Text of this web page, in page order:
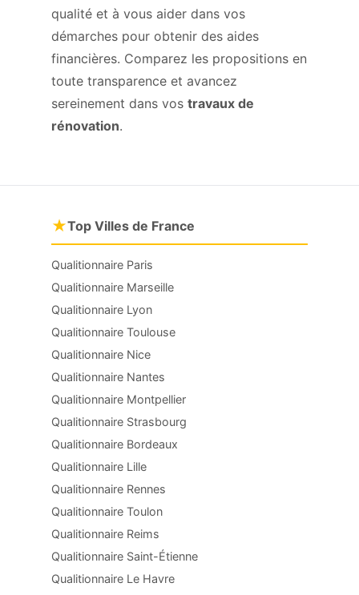
qualité et à vous aider dans vos
démarches pour obtenir des aides
financières. Comparez les propositions en
toute transparence et avancez
sereinement dans vos travaux de
rénovation.
★Top Villes de France
Qualitionnaire Paris
Qualitionnaire Marseille
Qualitionnaire Lyon
Qualitionnaire Toulouse
Qualitionnaire Nice
Qualitionnaire Nantes
Qualitionnaire Montpellier
Qualitionnaire Strasbourg
Qualitionnaire Bordeaux
Qualitionnaire Lille
Qualitionnaire Rennes
Qualitionnaire Toulon
Qualitionnaire Reims
Qualitionnaire Saint-Étienne
Qualitionnaire Le Havre